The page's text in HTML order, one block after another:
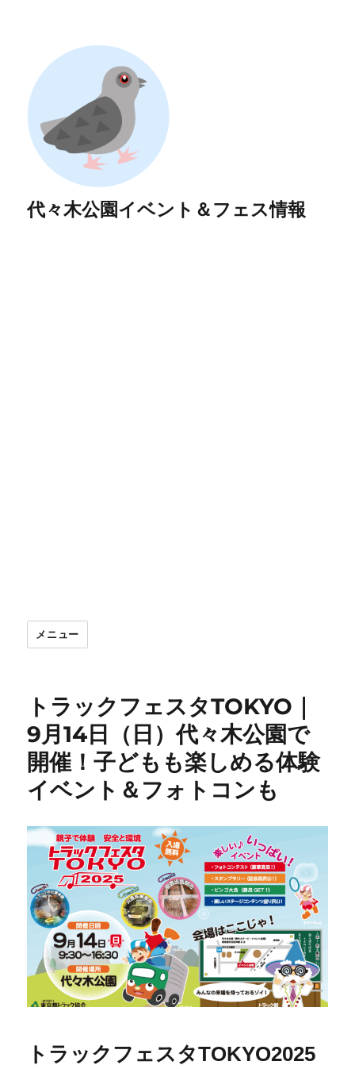
代々木公園イベント＆フェス情報
メニュー
トラックフェスタTOKYO｜
9月14日（日）代々木公園で
開催！子どもも楽しめる体験
イベント＆フォトコンも
トラックフェスタTOKYO2025